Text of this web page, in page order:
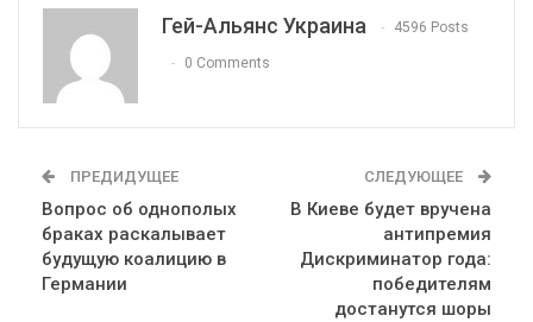
Гей-Альянс Украина 4596 Posts
0 Comments
ПРЕДИДУЩЕЕ
Вопрос об однополых
браках раскалывает
будущую коалицию в
Германии
СЛЕДУЮЩЕЕ
В Киеве будет вручена
антипремия
Дискриминатор года:
победителям
достанутся шоры